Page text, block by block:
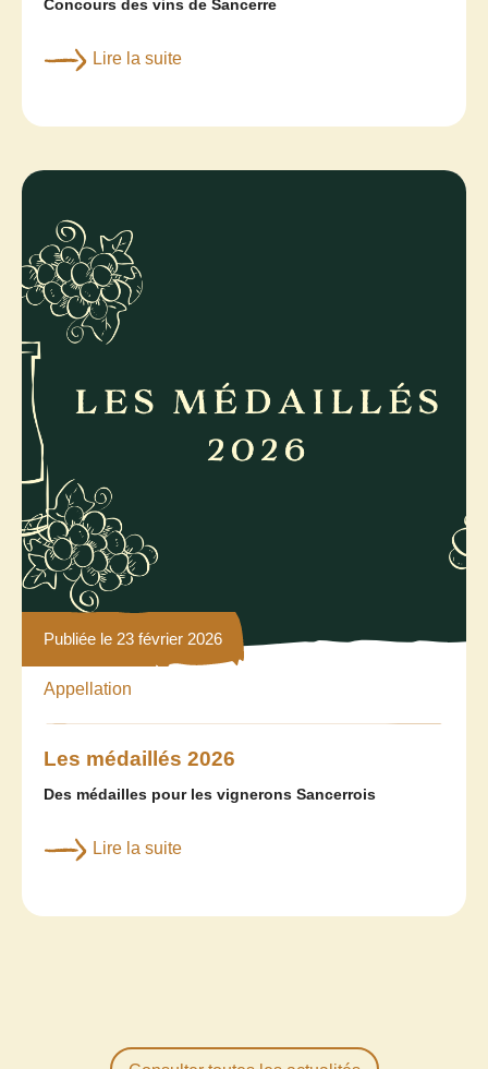
Concours des vins de Sancerre
Lire la suite
Publiée le 23 février 2026
Appellation
Les médaillés 2026
Des médailles pour les vignerons Sancerrois
Lire la suite